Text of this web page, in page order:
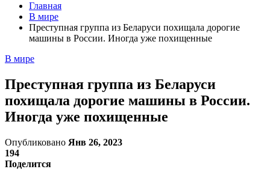
Главная
В мире
Преступная группа из Беларуси похищала дорогие
машины в России. Иногда уже похищенные
В мире
Преступная группа из Беларуси
похищала дорогие машины в России.
Иногда уже похищенные
Опубликовано Янв 26, 2023
194
Поделится